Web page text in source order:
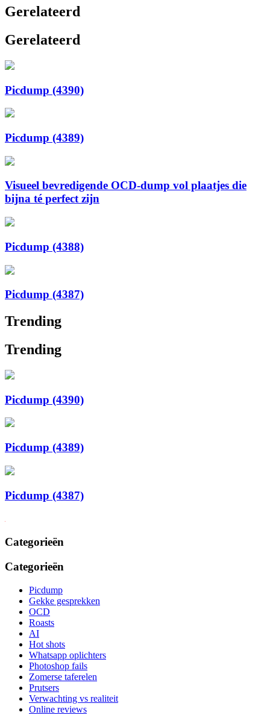
Gerelateerd
Gerelateerd
Picdump (4390)
Picdump (4389)
Visueel bevredigende OCD-dump vol plaatjes die
bijna té perfect zijn
Picdump (4388)
Picdump (4387)
Trending
Trending
Picdump (4390)
Picdump (4389)
Picdump (4387)
Categorieën
Categorieën
Picdump
Gekke gesprekken
OCD
Roasts
AI
Hot shots
Whatsapp oplichters
Photoshop fails
Zomerse taferelen
Prutsers
Verwachting vs realiteit
Online reviews